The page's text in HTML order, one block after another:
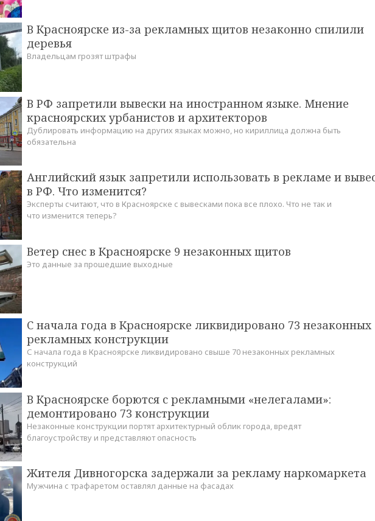
В Красноярске из-за рекламных щитов незаконно спилили
деревья
Владельцам грозят штрафы
В РФ запретили вывески на иностранном языке. Мнение
красноярских урбанистов и архитекторов
Дублировать информацию на других языках можно, но кириллица должна быть
обязательна
Английский язык запретили использовать в рекламе и
в РФ. Что изменится?
Эксперты считают, что в Красноярске с вывесками пока все плохо. Что не так и
что изменится теперь?
Ветер снес в Красноярске 9 незаконных щитов
Это данные за прошедшие выходные
С начала года в Красноярске ликвидировано 73 незаконных
рекламных конструкции
С начала года в Красноярске ликвидировано свыше 70 незаконных рекламных
конструкций
В Красноярске борются с рекламными «нелегалами»:
демонтировано 73 конструкции
Незаконные конструкции портят архитектурный облик города, вредят
благоустройству и представляют опасность
Жителя Дивногорска задержали за рекламу наркомаркета
Мужчина с трафаретом оставлял данные на фасадах